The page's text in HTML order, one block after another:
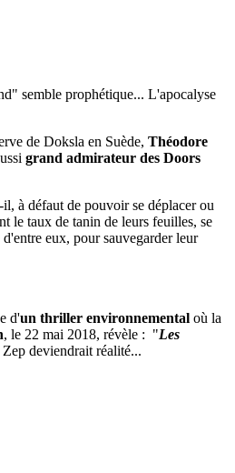
semble prophétique... L'apocalyse
de Doksla en Suède, Théodore
grand admirateur des Doors
à défaut de pouvoir se déplacer ou
le taux de tanin de leurs feuilles, se
eux, pour sauvegarder leur
d'un thriller environnemental où la
, le 22 mai 2018, révèle : "Les
deviendrait réalité...